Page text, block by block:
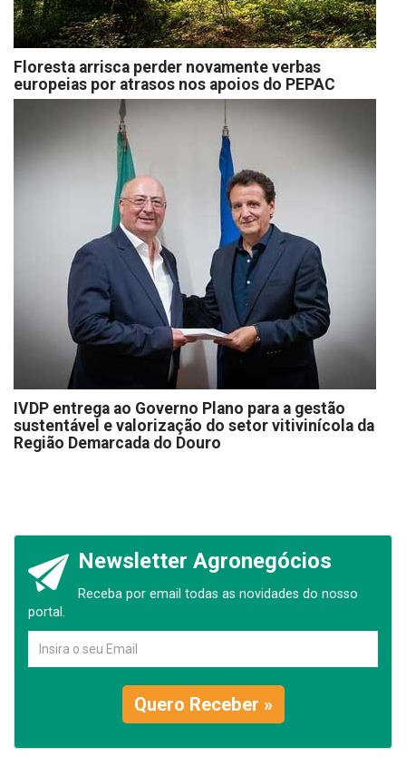
Floresta arrisca perder novamente verbas
europeias por atrasos nos apoios do PEPAC
IVDP entrega ao Governo Plano para a gestão
sustentável e valorização do setor vitivinícola da
Região Demarcada do Douro
Newsletter Agronegócios
Receba por email todas as novidades do nosso
portal.
Quero Receber »